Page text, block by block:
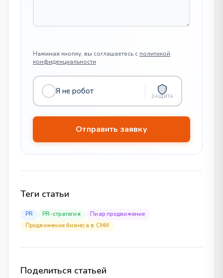
Нажимая кнопку, вы соглашаетесь с политикой
конфиденциальности
Я не робот
ЗАЩИТА
Теги статьи
PR PR-стратегия
Пиар продвижение
Продвижение бизнеса в СМИ
Поделиться статьей